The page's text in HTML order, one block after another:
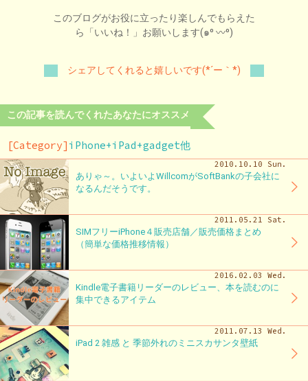
このブログがお役に立ったり楽しんでもらえた
ら「いいね！」お願いします(๑⁰ 〰⁰)
シェアしてくれると嬉しいです(*´ー｀*)
この記事を読んでくれたあなたにオススメ
[Category]iPhone+iPad+gadget他
2010.10.10 Sun.
ありゃ～。いよいよWillcomがSoftBankの子会社に
なるんだそうです。
2011.05.21 Sat.
SIMフリーiPhone４販売店舗／販売価格まとめ
（簡単な価格推移情報）
2016.02.03 Wed.
Kindle電子書籍リーダーのレビュー、本を読むのに
集中できるアイテム
2011.07.13 Wed.
iPad 2 雑感 と 季節外れのミニスカサンタ壁紙